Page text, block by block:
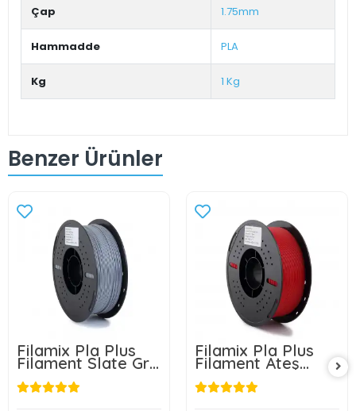
Çap 1.75mm
Hammadde PLA
Kg 1 Kg
Benzer Ürünler
Filamix Pla Plus
Filament Slate Gri
1.75mm 1kg
Filamix Pla Plus
Filament Ateş
Kırmızı 1.75mm 1kg